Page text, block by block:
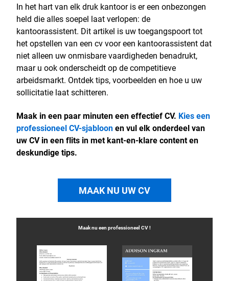
In het hart van elk druk kantoor is er een onbezongen
held die alles soepel laat verlopen: de
kantoorassistent. Dit artikel is uw toegangspoort tot
het opstellen van een cv voor een kantoorassistent dat
niet alleen uw onmisbare vaardigheden benadrukt,
maar u ook onderscheidt op de competitieve
arbeidsmarkt. Ontdek tips, voorbeelden en hoe u uw
sollicitatie laat schitteren.
Maak in een paar minuten een effectief CV. Kies een
professioneel CV-sjabloonen vul elk onderdeel van
uw CV in een flits in met kant-en-klare content en
deskundige tips.
MAAK NU UW CV
Maak nu een professioneel CV!